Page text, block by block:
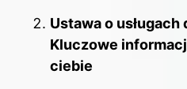
Ustawa o
Kluczowe
ciebie